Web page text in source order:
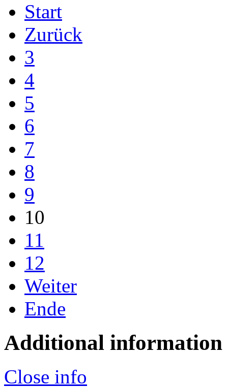
Start
Zurück
3
4
5
6
7
8
9
10
11
12
Weiter
Ende
Additional information
Close info